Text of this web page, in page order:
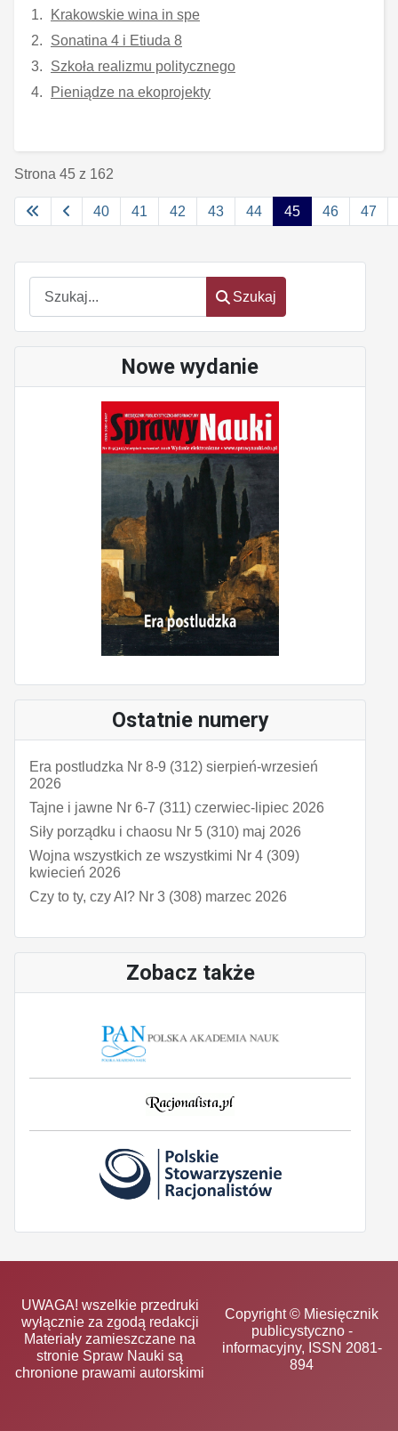
Szukaj
Szukaj
Nowe wydanie
Ostatnie numery
Era postludzka Nr 8-9 (312) sierpień-wrzesień
2026
Tajne i jawne Nr 6-7 (311) czerwiec-lipiec 2026
Siły porządku i chaosu Nr 5 (310) maj 2026
Wojna wszystkich ze wszystkimi Nr 4 (309)
kwiecień 2026
Czy to ty, czy AI? Nr 3 (308) marzec 2026
Zobacz także
Krakowskie wina in spe
Sonatina 4 i Etiuda 8
Szkoła realizmu politycznego
Pieniądze na ekoprojekty
Strona 45 z 162
40 41 42 43 44 45 46 47
UWAGA! wszelkie przedruki
wyłącznie za zgodą redakcji
Materiały zamieszczane na
stronie Spraw Nauki są
chronione prawami autorskimi
Copyright © Miesięcznik
publicystyczno -
informacyjny, ISSN 2081-
894